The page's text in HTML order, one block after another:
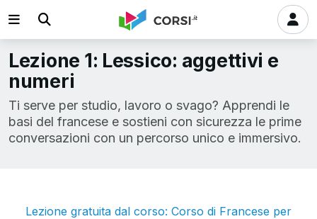
Lezione 1: Lessico: aggettivi e
numeri
Ti serve per studio, lavoro o svago? Apprendi le
basi del francese e sostieni con sicurezza le prime
conversazioni con un percorso unico e immersivo.
Lezione gratuita dal corso: Corso di Francese per